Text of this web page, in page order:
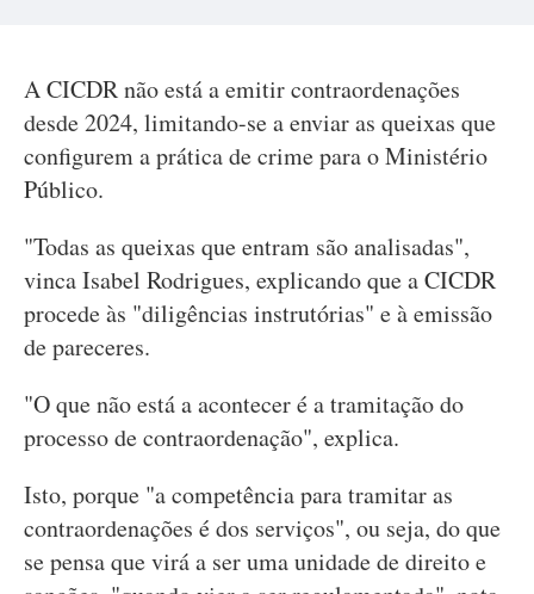
A CICDR não está a emitir contraordenações
desde 2024, limitando-se a enviar as queixas que
configurem a prática de crime para o Ministério
Público.
"Todas as queixas que entram são analisadas",
vinca Isabel Rodrigues, explicando que a CICDR
procede às "diligências instrutórias" e à emissão
de pareceres.
"O que não está a acontecer é a tramitação do
processo de contraordenação", explica.
Isto, porque "a competência para tramitar as
contraordenações é dos serviços", ou seja, do que
se pensa que virá a ser uma unidade de direito e